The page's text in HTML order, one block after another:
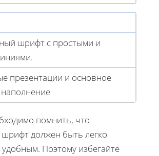
шрифт с простыми и
презентации и основное
помнить, что
должен быть легко
Поэтому избегайте